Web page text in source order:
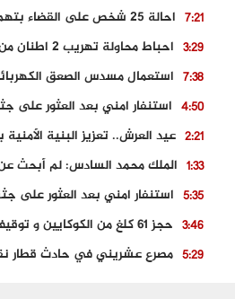
7:21
3:29 احباط محاولة تهريب 2 اطنان من المخدرات بتارودانت
7:38
4:50
2:21
1:33
5:35
3:46 حجز 61 كلغ من الكوكايين و توقيف شخصين بالكركرات
5:29 مصرع عشريني في حادث قطار